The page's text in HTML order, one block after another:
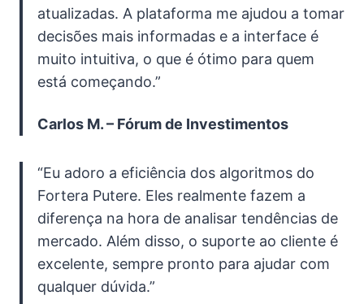
atualizadas. A plataforma me ajudou a tomar
decisões mais informadas e a interface é
muito intuitiva, o que é ótimo para quem
está começando.”
Carlos M. – Fórum de Investimentos
“Eu adoro a eficiência dos algoritmos do
Fortera Putere. Eles realmente fazem a
diferença na hora de analisar tendências de
mercado. Além disso, o suporte ao cliente é
excelente, sempre pronto para ajudar com
qualquer dúvida.”